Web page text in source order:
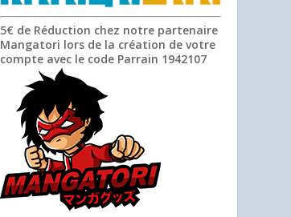
5€ de Réduction chez notre partenaire
Mangatori lors de la création de votre
compte avec le code Parrain 1942107